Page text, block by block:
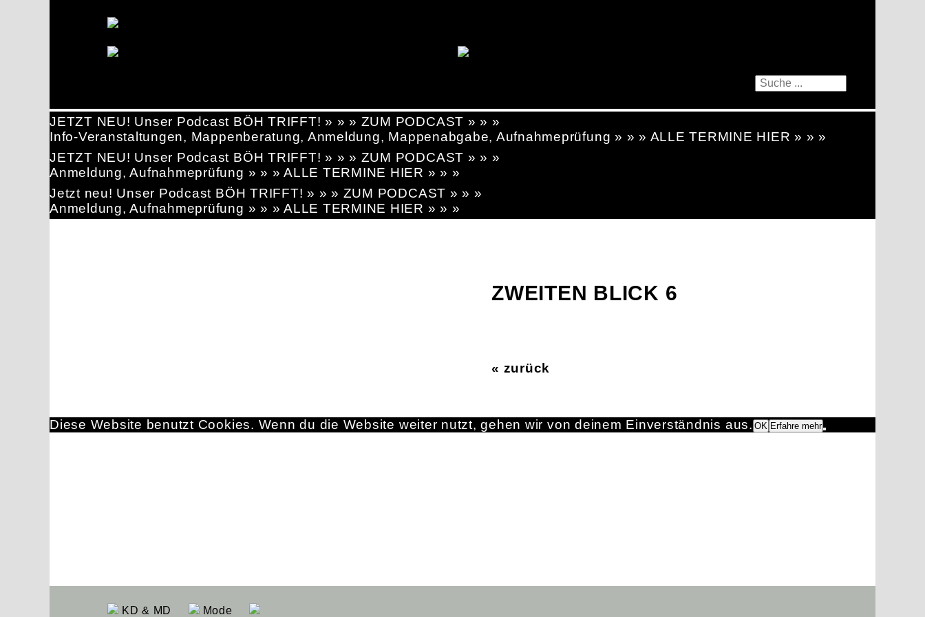
JETZT NEU! Unser Podcast BÖH TRIFFT! » » » ZUM PODCAST » » »
Info-Veranstaltungen, Mappenberatung, Anmeldung, Mappenabgabe, Aufnahmeprüfung » » » ALLE TERMINE HIER » » »
JETZT NEU! Unser Podcast BÖH TRIFFT! » » » ZUM PODCAST » » »
Anmeldung, Aufnahmeprüfung » » » ALLE TERMINE HIER » » »
Jetzt neu! Unser Podcast BÖH TRIFFT! » » » ZUM PODCAST » » »
Anmeldung, Aufnahmeprüfung » » » ALLE TERMINE HIER » » »
ZWEITEN BLICK 6
« zurück
KD & MD Mode
Diese Website benutzt Cookies. Wenn du die Website weiter nutzt, gehen wir von deinem Einverständnis aus. OK Erfahre mehr